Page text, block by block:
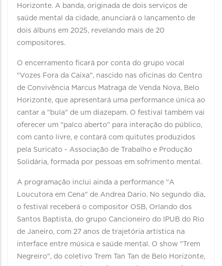
Horizonte. A banda, originada de dois serviços de
saúde mental da cidade, anunciará o lançamento de
dois álbuns em 2025, revelando mais de 20
compositores.
O encerramento ficará por conta do grupo vocal
"Vozes Fora da Caixa", nascido nas oficinas do Centro
de Convivência Marcus Matraga de Venda Nova, Belo
Horizonte, que apresentará uma performance única ao
cantar a "bula" de um diazepam. O festival também vai
oferecer um "palco aberto" para interação do público,
com canto livre, e contará com quitutes produzidos
pela Suricato - Associação de Trabalho e Produção
Solidária, formada por pessoas em sofrimento mental.
A programação inclui ainda a performance "A
Loucutora em Cena" de Andrea Dario. No segundo dia,
o festival receberá o compositor OSB, Orlando dos
Santos Baptista, do grupo Cancioneiro do IPUB do Rio
de Janeiro, com 27 anos de trajetória artística na
interface entre música e saúde mental. O show "Trem
Negreiro", do coletivo Trem Tan Tan de Belo Horizonte,